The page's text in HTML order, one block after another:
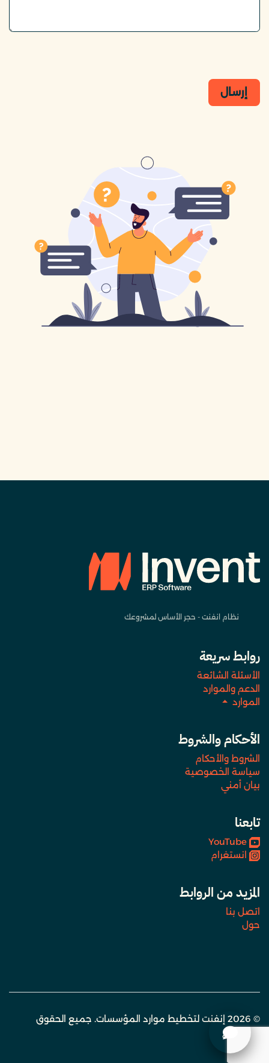
إرسال
نظام انفنت - حجر الأساس لمشروعك
روابط سريعة
الأسئلة الشائعة
الدعم والموارد
الموارد
الأحكام والشروط
الشروط والأحكام
سياسة الخصوصية
بيان أمني
تابعنا
YouTube
انستغرام
المزيد من الروابط
اتصل بنا
حول
© 2026 إنفنت لتخطيط موارد المؤسسات. جميع الحقوق
محفوظة